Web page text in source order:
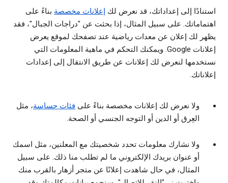
استنادًا إلى إعداداتك، قد نعرض لك إعلانات مخصصة بناءً على
اهتماماتك. على سبيل المثال، إذا بحثت عن "دراجات الجبال"، فقد
يظهر لك إعلان عن معدات رياضية عند تصفحك لموقع يعرض
إعلانات Google. ويمكنك التحكم في ماهية المعلومات التي
نستخدمها لنعرض لك إعلانات عن طريق الانتقال إلى إعدادات
إعلاناتك.
ولا نعرض لك إعلانات مخصصة بناءً على فئات حساسة، مثل
العِرق أو الدين أو التوجه الجنسي أو الصحة.
ولا نشارك معلومات تحدد شخصيتك مع المعلنين، مثل اسمك
أو عنوان بريدك الإلكتروني ما لم تطلب منا ذلك. على سبيل
المثال، في حال شاهدت إعلانًا عن متجر أزهار بالقرب منك